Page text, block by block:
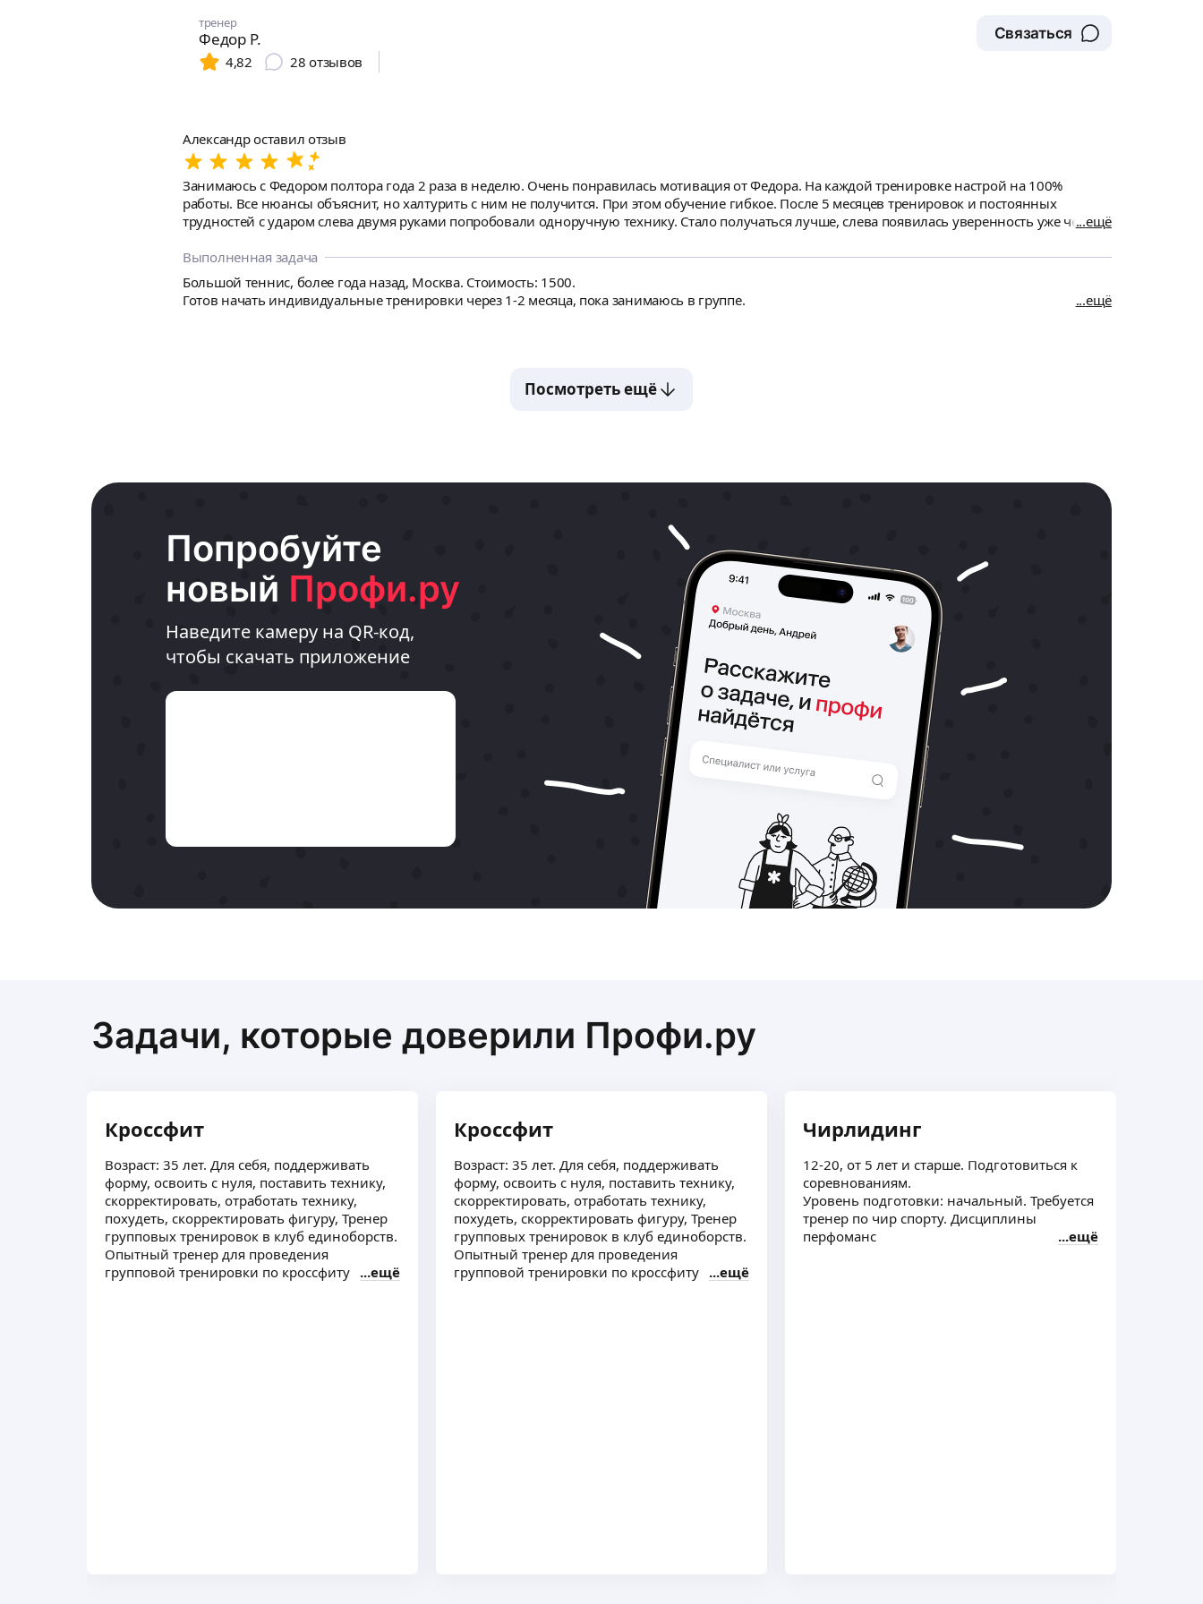
тренер
Федор Р.
Связаться
4,82
28 отзывов
Александр оставил отзыв
Занимаюсь с Федором полтора года 2 раза в неделю. Очень понравилась мотивация от Федора. На каждой тренировке настрой на 100%
работы. Все нюансы объяснит, но халтурить с ним не получится. При этом обучение гибкое. После 5 месяцев тренировок и постоянных
трудностей с ударом слева двумя руками попробовали одноручную технику. Стало получаться лучше, слева появилась уверенность уже через
не опоздал и не отменил треннировку за полтора года по своей инициативе. Отмены/переносы по моей инициативе сразу обговорили, чтобы
анонсировались заранее -- пользовался несколько раз, без проблем.
ещё
Выполненная задача
Большой теннис, более года назад, Москва. Стоимость: 1500.
Готов начать индивидуальные тренировки через 1-2 месяца, пока занимаюсь в группе.
ещё
Посмотреть ещё
Попробуйте
новый Профи.ру
Наведите камеру на QR-код,
чтобы скачать приложение
Задачи, которые доверили Профи.ру
Кроссфит
Возраст: 35 лет. Для себя, поддерживать
форму, освоить с нуля, поставить технику,
скорректировать, отработать технику,
похудеть, скорректировать фигуру, Тренер
групповых тренировок в клуб единоборств.
Опытный тренер для проведения
групповой тренировки по кроссфиту
ещё
Кроссфит
Возраст: 35 лет. Для себя, поддерживать
форму, освоить с нуля, поставить технику,
скорректировать, отработать технику,
похудеть, скорректировать фигуру, Тренер
групповых тренировок в клуб единоборств.
Опытный тренер для проведения
групповой тренировки по кроссфиту
ещё
Чирлидинг
12-20, от 5 лет и старше. Подготовиться к
соревнованиям.
Уровень подготовки: начальный. Требуется
тренер по чир спорту. Дисциплины
перфоманс
ещё